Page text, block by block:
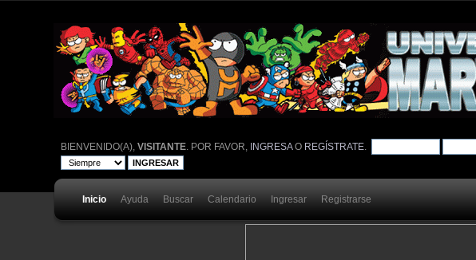
BIENVENIDO(A), VISITANTE. POR FAVOR, INGRESAO REGÍSTRATE.
Inicio Ayuda Buscar Calendario Ingresar Registrarse